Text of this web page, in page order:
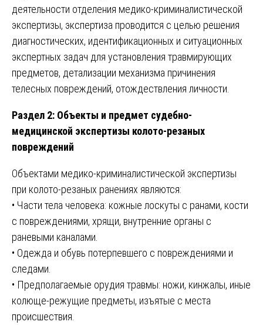
деятельности отделения медико-криминалистической
экспертизы, экспертиза проводится с целью решения
диагностических, идентификационных и ситуационных
экспертных задач для установления травмирующих
предметов, детализации механизма причинения
телесных повреждений, отождествления личности.
Раздел 2: Объекты и предмет судебно-
медицинской экспертизы колото-резаных
повреждений
Объектами медико-криминалистической экспертизы
при колото-резаных ранениях являются:
• Части тела человека: кожные лоскуты с ранами, кости
с повреждениями, хрящи, внутренние органы с
раневыми каналами.
• Одежда и обувь потерпевшего с повреждениями и
следами.
• Предполагаемые орудия травмы: ножи, кинжалы, иные
колюще-режущие предметы, изъятые с места
происшествия.